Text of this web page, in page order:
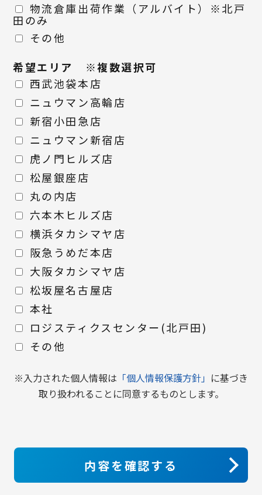
物流倉庫出荷作業（アルバイト）※北戸
田のみ
その他
希望エリア ※複数選択可
西武池袋本店
ニュウマン高輪店
新宿小田急店
ニュウマン新宿店
虎ノ門ヒルズ店
松屋銀座店
丸の内店
六本木ヒルズ店
横浜タカシマヤ店
阪急うめだ本店
大阪タカシマヤ店
松坂屋名古屋店
本社
ロジスティクスセンター(北戸田)
その他
※入力された個人情報は 「個人情報保護方針」 に基づき
取り扱われることに同意するものとします。